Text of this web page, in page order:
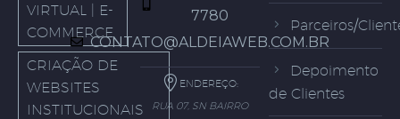
VIRTUAL | E-
COMMERCE
CRIAÇÃO DE
WEBSITES
INSTITUCIONAIS
7780
CONTATO@ALDEIAWEB.COM.BR
ENDEREÇO:
RUA 07, SN BAIRRO
Parceiros/
Depoimento
de Clientes